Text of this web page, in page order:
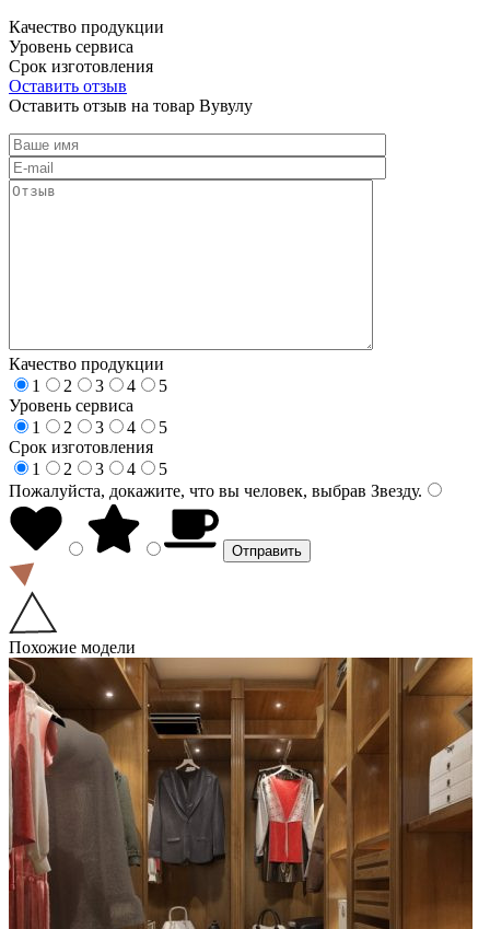
Качество продукции
Уровень сервиса
Срок изготовления
Оставить отзыв
Оставить отзыв на товар Вувулу
Качество продукции
1
2 3 4
5
Уровень сервиса
1
2 3 4
5
Срок изготовления
1
2 3 4
5
Пожалуйста, докажите, что вы человек, выбрав Звезду.
Похожие модели